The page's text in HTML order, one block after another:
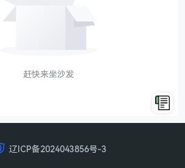
赶快来坐沙发
辽ICP备2024043856号-3